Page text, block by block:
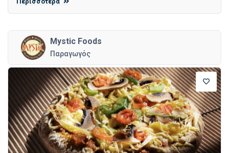
Mystic Foods
Παραγωγός